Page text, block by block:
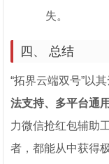
失。
四、 总结
“拓界云端双号”以其
法支持、多平台通用
力微信抢红包辅助
者，都能从中获得